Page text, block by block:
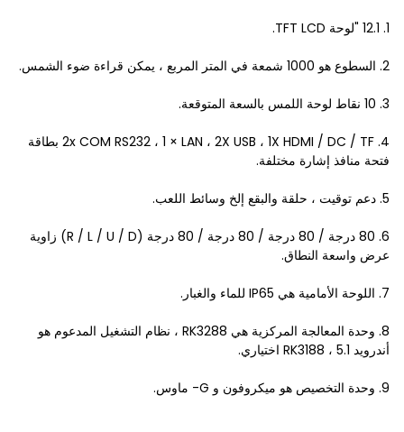
1. 12.1 "لوحة TFT LCD.
2. السطوع هو 1000 شمعة في المتر المربع ، يمكن قراءة ضوء الشمس.
3. 10 نقاط لوحة اللمس بالسعة المتوقعة.
4. 2x COM RS232 ، 1 × LAN ، 2X USB ، 1X HDMI / DC / TF بطاقة
فتحة منافذ إشارة مختلفة.
5. دعم توقيت ، حلقة والبقع إلخ وسائط اللعب.
6. 80 درجة / 80 درجة / 80 درجة / 80 درجة (R / L / U / D) زاوية
عرض واسعة النطاق.
7. اللوحة الأمامية هي IP65 للماء والغبار.
8. وحدة المعالجة المركزية هي RK3288 ، نظام التشغيل المدعوم هو
أندرويد 5.1 ، RK3188 اختياري.
9. وحدة التخصيص هو ميكروفون و G- ماوس.